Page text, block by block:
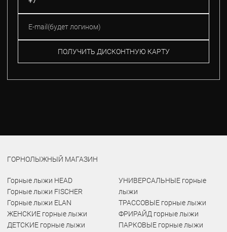
ПОЛУЧИТЬ ДИСКОНТНУЮ КАРТУ
ГОРНОЛЫЖНЫЙ МАГАЗИН
Горные лыжи HEAD
Горные лыжи FISCHER
Горные лыжи ELAN
ЖЕНСКИЕ горные лыжи
ДЕТСКИЕ горные лыжи
УНИВЕРСАЛЬНЫЕ горные
лыжи
ТРАССОВЫЕ горные лыжи
ФРИРАЙД горные лыжи
ПАРКОВЫЕ горные лыжи